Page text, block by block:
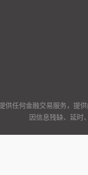
供任何金融交易服务，提
因信息残缺、延时